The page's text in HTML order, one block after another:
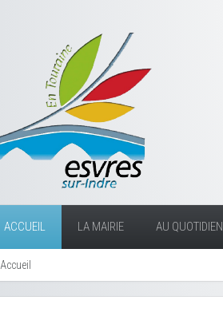
ACCUEIL LA MAIRIE AU QUOTIDIEN
Accueil